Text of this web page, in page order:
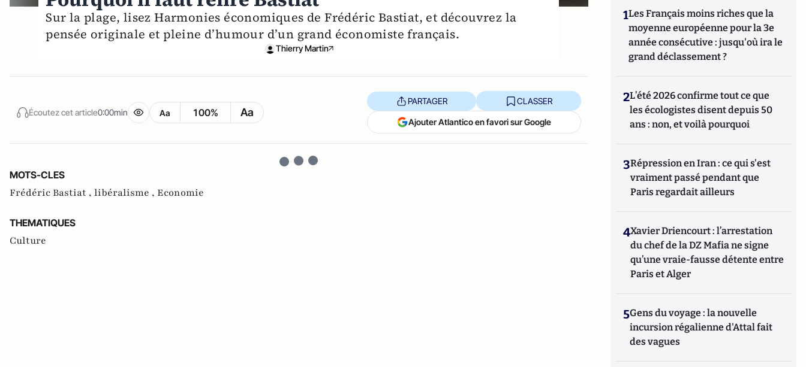
Sur la plage, lisez Harmonies économiques de Frédéric Bastiat, et découvrez la
pensée originale et pleine d’humour d’un grand économiste français.
Thierry Martin
Écoutez cet article0:00min Aa 100% Aa
PARTAGER CLASSER
Ajouter Atlantico en favori sur Google
MOTS-CLES
Frédéric Bastiat , libéralisme , Economie
THEMATIQUES
Culture
1Les Français moins riches que la
moyenne européenne pour la 3e
année consécutive : jusqu'où ira le
grand déclassement ?
2L’été 2026 confirme tout ce que
les écologistes disent depuis 50
ans : non, et voilà pourquoi
3Répression en Iran : ce qui s'est
vraiment passé pendant que
Paris regardait ailleurs
4Xavier Driencourt : l’arrestation
du chef de la DZ Mafia ne signe
qu’une vraie-fausse détente entre
Paris et Alger
5Gens du voyage : la nouvelle
incursion régalienne d'Attal fait
des vagues